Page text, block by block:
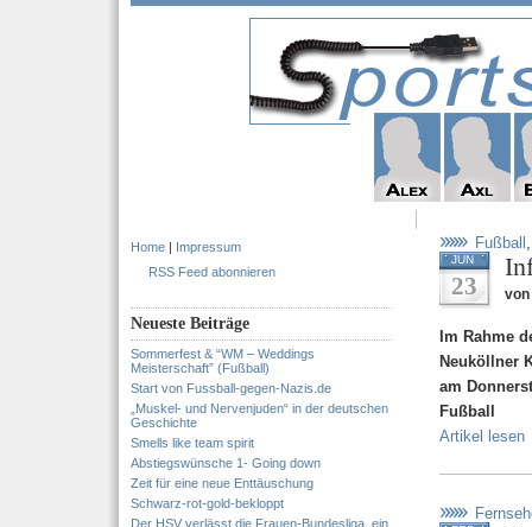
Home | Impressum
RSS Feed abonnieren
Neueste Beiträge
Sommerfest & “WM – Weddings
Meisterschaft” (Fußball)
Start von Fussball-gegen-Nazis.de
„Muskel- und Nervenjuden“ in der deutschen
Geschichte
Smells like team spirit
Abstiegswünsche 1- Going down
Zeit für eine neue Enttäuschung
Schwarz-rot-gold-bekloppt
Der HSV verlässt die Frauen-Bundesliga, ein
Fußball
JUN
23 von
Im Rahme
Neuköllner
am
Fußball
Artikel lesen